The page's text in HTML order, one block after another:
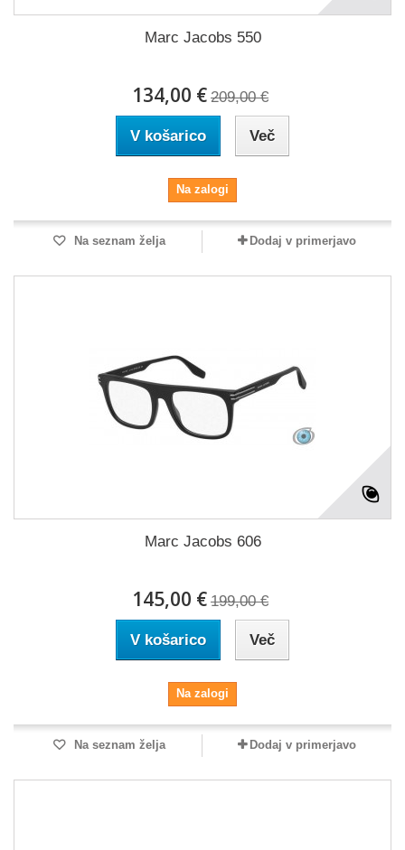
Marc Jacobs 550
134,00 € 209,00 €
V košarico Več
Na zalogi
Na seznam želja Dodaj v primerjavo
Marc Jacobs 606
145,00 € 199,00 €
V košarico Več
Na zalogi
Na seznam želja Dodaj v primerjavo